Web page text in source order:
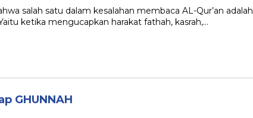
satu dalam kesalahan membaca AL-Qur’an adalah
ketika mengucapkan harakat fathah, kasrah,…
GHUNNAH